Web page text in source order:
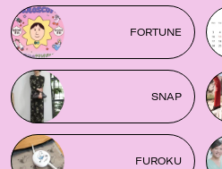
FORTUNE
SNAP
FUROKU